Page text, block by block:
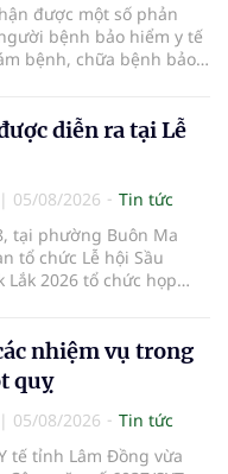
được một số phản
bệnh bảo hiểm y tế
bệnh, chữa bệnh bảo
bệnh theo yêu cầu
phải nộp thêm các chi
chi trả.
diễn ra tại Lễ
| 05/08/2026
Tin tức
tại phường Buôn Ma
tổ chức Lễ hội Sầu
Lắk 2026 tổ chức họp
Đắk Lắk năm 2026 có
riêng Đắk Lắk – Kết nối
được tổ chức từ ngày
đến ngày 02/9/2026 tại
Ma Thuột, xã Krông
Tuy Hòa và một số xã
nhiệm vụ trong
quỵ
| 05/08/2026
Tin tức
tế tỉnh Lâm Đồng vừa